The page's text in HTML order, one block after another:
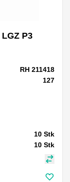
P3
RH 211418
127
10 Stk
10 Stk